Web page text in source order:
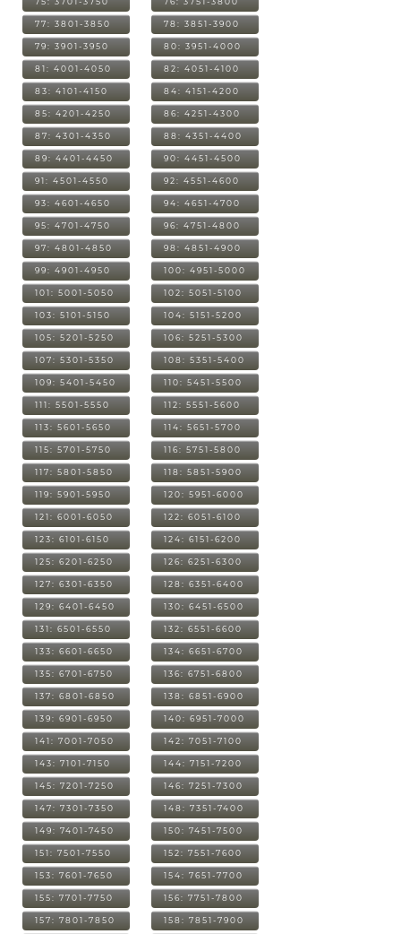
77: 3801-3850 78: 3851-3900
79: 3901-3950 80: 3951-4000
81: 4001-4050 82: 4051-4100
83: 4101-4150 84: 4151-4200
85: 4201-4250 86: 4251-4300
87: 4301-4350 88: 4351-4400
89: 4401-4450 90: 4451-4500
91: 4501-4550 92: 4551-4600
93: 4601-4650 94: 4651-4700
95: 4701-4750 96: 4751-4800
97: 4801-4850 98: 4851-4900
99: 4901-4950 100: 4951-5000
101: 5001-5050 102: 5051-5100
103: 5101-5150 104: 5151-5200
105: 5201-5250 106: 5251-5300
107: 5301-5350 108: 5351-5400
109: 5401-5450 110: 5451-5500
111: 5501-5550 112: 5551-5600
113: 5601-5650 114: 5651-5700
115: 5701-5750 116: 5751-5800
117: 5801-5850 118: 5851-5900
119: 5901-5950 120: 5951-6000
121: 6001-6050 122: 6051-6100
123: 6101-6150 124: 6151-6200
125: 6201-6250 126: 6251-6300
127: 6301-6350 128: 6351-6400
129: 6401-6450 130: 6451-6500
131: 6501-6550 132: 6551-6600
133: 6601-6650 134: 6651-6700
135: 6701-6750 136: 6751-6800
137: 6801-6850 138: 6851-6900
139: 6901-6950 140: 6951-7000
141: 7001-7050 142: 7051-7100
143: 7101-7150 144: 7151-7200
145: 7201-7250 146: 7251-7300
147: 7301-7350 148: 7351-7400
149: 7401-7450 150: 7451-7500
151: 7501-7550 152: 7551-7600
153: 7601-7650 154: 7651-7700
155: 7701-7750 156: 7751-7800
157: 7801-7850 158: 7851-7900